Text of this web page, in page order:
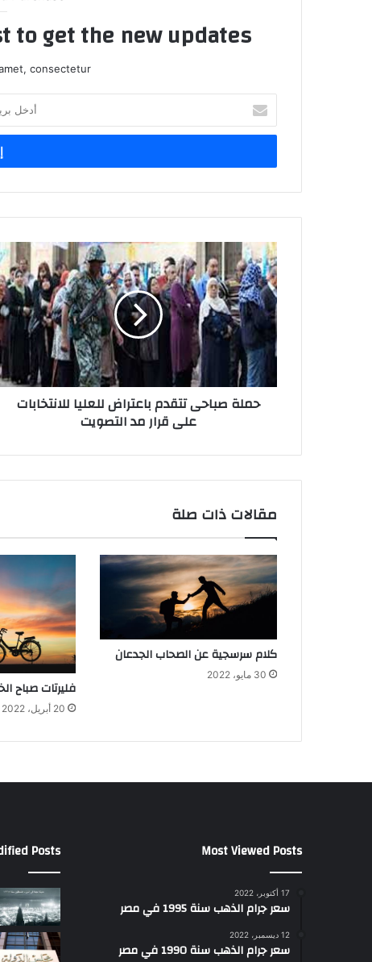
to get the new updates!
consectetur.
بريدك
الإلكتروني
حملة صباحى تتقدم باعتراض للعليا للانتخابات
على قرار مد التصويت
مقالات ذات صلة
كلام سرسجية عن الصحاب الجدعان
30 مايو، 2022
فليرتات صباح
20 أبريل، 2022
Most Viewed Posts
17 أكتوبر، 2022
سعر جرام الذهب سنة 1995 في مصر
12 ديسمبر، 2022
سعر جرام الذهب سنة 1990 في مصر
Posts